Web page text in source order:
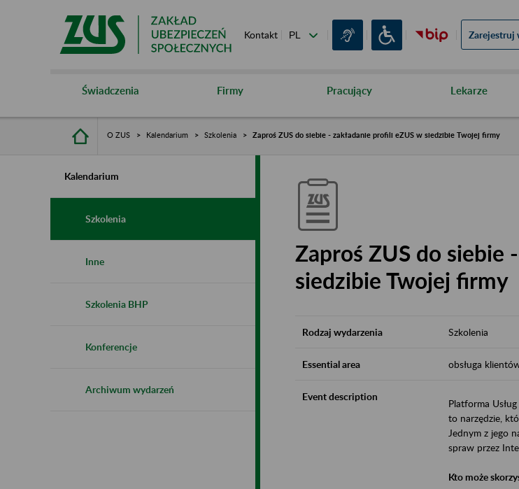
Kontakt Zarejestruj
Świadczenia Firmy Pracujący Lekarze
O ZUS Kalendarium Szkolenia Zaproś ZUS do siebie - zakładanie profili eZUS w siedzibie Twojej firmy
Kalendarium
Szkolenia
Inne
Szkolenia BHP
Konferencje
Archiwum wydarzeń
Zaproś ZUS do siebie
siedzibie Twojej firmy
Rodzaj wydarzenia Szkolenia
Essential area obsługa
Event description
Platforma
to narzędzie,
Jednym z jego
spraw przez
Kto może